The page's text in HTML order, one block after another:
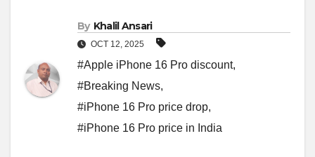
By Khalil Ansari
OCT 12, 2025
#Apple iPhone 16 Pro discount,
#Breaking News,
#iPhone 16 Pro price drop,
#iPhone 16 Pro price in India